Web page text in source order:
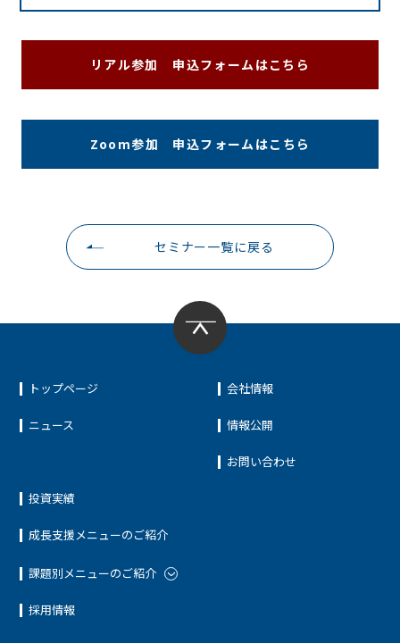
リアル参加 申込フォームはこちら
Zoom参加 申込フォームはこちら
セミナー一覧に戻る
トップページ
ニュース
投資実績
成長支援メニューのご紹介
課題別メニューのご紹介
採用情報
会社情報
情報公開
お問い合わせ